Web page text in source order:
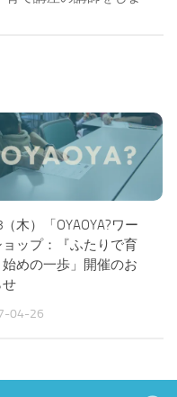
木）「OYAOYA?ワー
ョップ：『ふたりで育
始めの一歩」開催のお
せ
04-26